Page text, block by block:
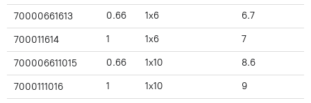
70000661613 0.66 1x6 6.7
700011614 1 1x6 7
700006611015 0.66 1x10 8.6
7000111016 1 1x10 9